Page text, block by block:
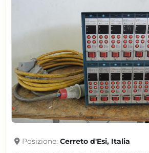
Posizione Cerreto d'Esi, Italia